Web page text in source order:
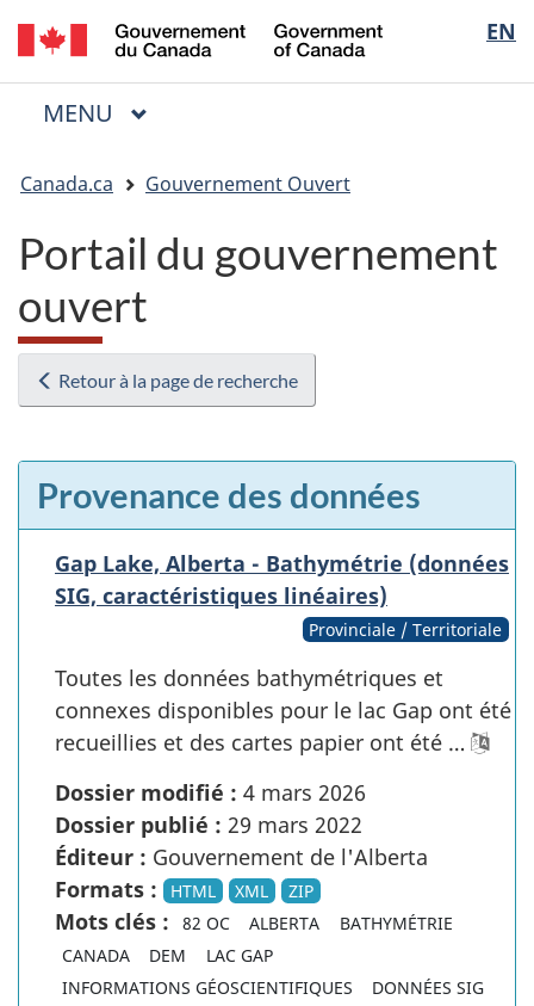
Passer
au
contenu
Passer
à
« Au
Passer
à
la
EN
of
Menu
MENU PRINCIPAL
êtes
ici
Canada.ca Gouvernement Ouvert
Portail du gouvernement
ouvert
Retour à la page de recherche
Provenance des données
Gap Lake, Alberta - Bathymétrie (données
SIG, caractéristiques linéaires)
Provinciale / Territoriale
Toutes les données bathymétriques et
connexes disponibles pour le lac Gap ont été
recueillies et des cartes papier ont été …
Dossier modifié : 4 mars 2026
Dossier publié : 29 mars 2022
Éditeur : Gouvernement de l'Alberta
Formats :
HTML XML ZIP
Mots clés : 82 OC ALBERTA
BATHYMÉTRIE
CANADA
DEM
LAC GAP
INFORMATIONS GÉOSCIENTIFIQUES
DONNÉES SIG